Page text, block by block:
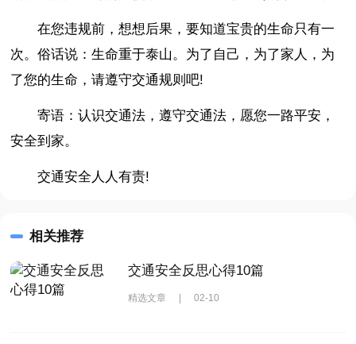
在您违规前，想想后果，要知道宝贵的生命只有一
次。俗话说：生命重于泰山。为了自己，为了家人，为
了您的生命，请遵守交通规则吧!
寄语：认识交通法，遵守交通法，愿您一路平安，
安全到家。
交通安全人人有责!
相关推荐
交通安全反思心得10篇
精选文章 | 02-10